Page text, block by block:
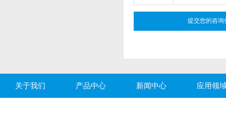
关于我们 产品中心 新闻中心 应用领